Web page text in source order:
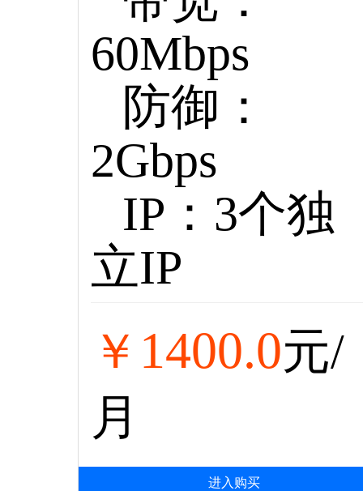
60Mbps
防御：
2Gbps
IP：3个独
立IP
￥ 1400.0元/
月
进入购买